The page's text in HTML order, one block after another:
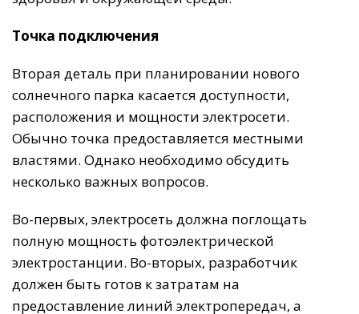
Точка подключения
Вторая деталь при планировании нового
солнечного парка касается доступности,
расположения и мощности электросети.
Обычно точка предоставляется местными
властями. Однако необходимо обсудить
несколько важных вопросов.
Во-первых, электросеть должна поглощать
полную мощность фотоэлектрической
электростанции. Во-вторых, разработчик
должен быть готов к затратам на
предоставление линий электропередач, а